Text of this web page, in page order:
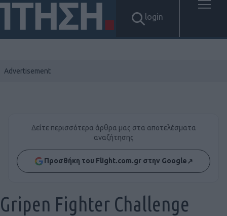
login
Δείτε περισσότερα άρθρα μας στα αποτελέσματα
αναζήτησης
Προσθήκη του Flight.com.gr στην Google↗
Gripen Fighter Challenge